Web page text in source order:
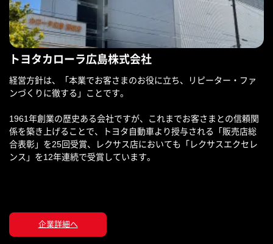
トヨタカローラ広島株式会社
経営方針は、「本業でお客さまのお役に立ち、リピーター・ファ
ンづくりに徹する」ことです。
1961年創業の歴史ある会社ですが、これまでお客さまとの信頼関
係を築き上げることで、トヨタ自動車より授与される「販売店総
合表彰」を25回受賞、レクサス店においても「レクサスエクセレ
ンス」を12年連続で受賞しています。
企業詳細へ